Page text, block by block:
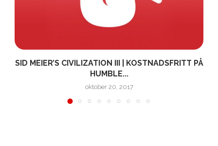
SID MEIER’S CIVILIZATION III | KOSTNADSFRITT PÅ
HUMBLE...
oktober 20, 2017